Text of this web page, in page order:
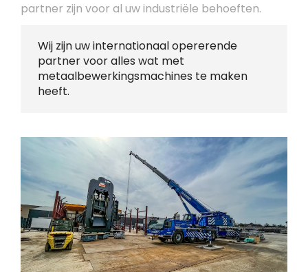
partner zijn voor al uw industriële behoeften.
Wij zijn uw internationaal opererende
partner voor alles wat met
metaalbewerkingsmachines te maken
heeft.